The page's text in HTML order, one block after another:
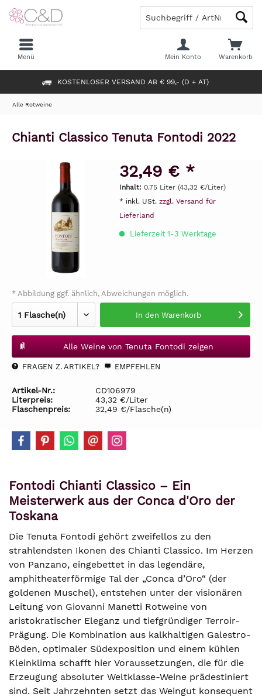
KOSTENLOSER VERSAND AB € 99,- (D + AT)
Warenkorb
Mein Konto
Menü
Alle Rotweine
Chianti Classico Tenuta Fontodi 2022
32,49 € *
Inhalt: 0.75 Liter (43,32 €/Liter)
* inkl. USt. zzgl. Versand für
Lieferland
Lieferzeit 1-3 Werktage
* Abbildung ggf. ähnlich, Abweichungen möglich.
In den Warenkorb
Alle Weine von Tenuta Fontodi zeigen
FRAGEN Z. ARTIKEL? EMPFEHLEN
Artikel-Nr.:
CD106979
Literpreis:
43,32 €/Liter
Flaschenpreis:
32,49 €/Flasche(n)
Fontodi Chianti Classico – Ein
Meisterwerk aus der Conca d'Oro der
Toskana
Die Tenuta Fontodi gehört zweifellos zu den
strahlendsten Ikonen des Chianti Classico. Im Herzen
von Panzano, eingebettet in das legendäre,
amphitheaterförmige Tal der „Conca d’Oro“ (der
goldenen Muschel), entstehen unter der visionären
Leitung von Giovanni Manetti Rotweine von
aristokratischer Eleganz und tiefgründiger Terroir-
Prägung. Die Kombination aus kalkhaltigen Galestro-
Böden, optimaler Südexposition und einem kühlen
Kleinklima schafft hier Voraussetzungen, die für die
Erzeugung absoluter Weltklasse-Weine prädestiniert
sind. Seit Jahrzehnten setzt das Weingut konsequent